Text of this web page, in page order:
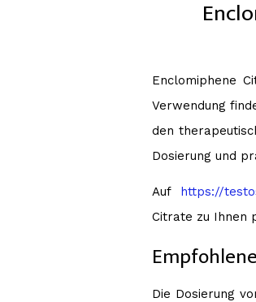
Enclomiphene
Verwendung
den
Dosierung und
Auf https://
Citrate zu Ihnen
Die Dosierung